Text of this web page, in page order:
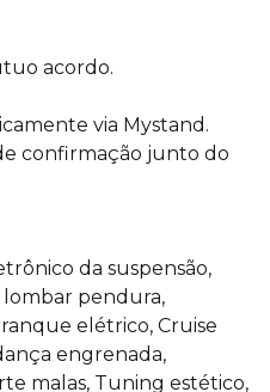
acordo.
via Mystand.
confirmação junto do
da suspensão,
lombar pendura,
elétrico, Cruise
engrenada,
malas, Tuning estético,